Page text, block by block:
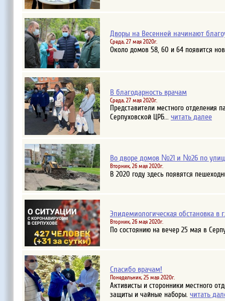
Дворы на Весенней начинают
Среда, 27 мая 2020г.
Около домов 58, 60 и 64 появится
В благодарность врачам
Среда, 27 мая 2020г.
Представители местного
Серпуховской ЦРБ... читать далее
Во дворе домов №21 и №26 по
Вторник, 26 мая 2020г.
В 2020 году здесь появятся
Эпидемиологическая обстановка в
Вторник, 26 мая 2020г.
По состоянию на вечер 25 мая в
Спасибо врачам!
Понедельник, 25 мая 2020г.
Активисты и сторонники местного
защиты и чайные наборы. читать